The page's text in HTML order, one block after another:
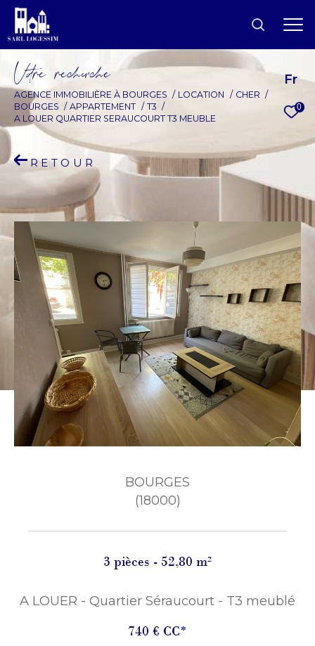
Fr
0
Vore recece
AGENCE IMMOBILIÈRE À BOURGES LOCATION
CHER
BOURGES
APPARTEMENT
T3
A LOUER QUARTIER SERAUCOURT T3 MEUBLE
RETOUR
BOURGES
(18000)
3 pièces - 52,80 m²
A LOUER - Quartier Séraucourt - T3 meublé
740 € CC*